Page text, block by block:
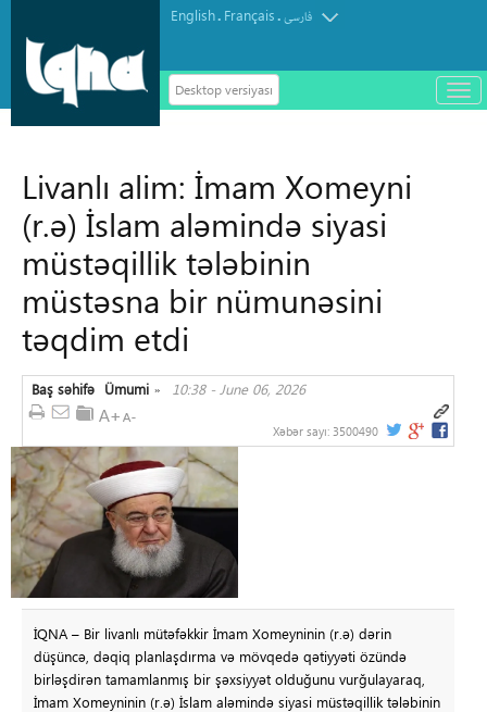
English. Français.فارسی
Desktop versiyası
باز
و
Livanlı alim: İmam Xomeyni
(r.ə) İslam aləmində siyasi
müstəqillik tələbinin
müstəsna bir nümunəsini
təqdim etdi
Baş səhifə »
Ümumi 10:38 - June 06, 2026
Xəbər sayı: 3500490
İQNA – Bir livanlı mütəfəkkir İmam Xomeyninin (r.ə) dərin
düşüncə, dəqiq planlaşdırma və mövqedə qətiyyəti özündə
birləşdirən tamamlanmış bir şəxsiyyət olduğunu vurğulayaraq,
İmam Xomeyninin (r.ə) İslam aləmində siyasi müstəqillik tələbinin